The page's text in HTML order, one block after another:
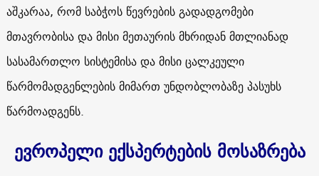
აშკარაა, რომ საბჭოს წევრების გადადგომები
მთავრობისა და მისი მეთაურის მხრიდან მთლიანად
სასამართლო სისტემისა და მისი ცალკეული
წარმომადგენლების მიმართ უნდობლობაზე პასუხს
წარმოადგენს.
ევროპელი ექსპერტების მოსაზრება